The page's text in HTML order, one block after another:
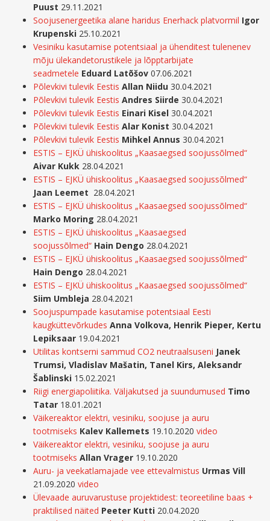
Puust 29.11.2021
Soojusenergeetika alane haridus Enerhack platvormil Igor
Krupenski 25.10.2021
Vesiniku kasutamise potentsiaal ja ühenditest tulenenev
mõju ülekandetorustikele ja lõpptarbijate
seadmetele Eduard Latõšov 07.06.2021
Põlevkivi tulevik Eestis Allan Niidu 30.04.2021
Põlevkivi tulevik Eestis Andres Siirde 30.04.2021
Põlevkivi tulevik Eestis Einari Kisel 30.04.2021
Põlevkivi tulevik Eestis Alar Konist 30.04.2021
Põlevkivi tulevik Eestis Mihkel Annus 30.04.2021
ESTIS – EJKÜ ühiskoolitus „Kaasaegsed soojussõlmed“
Aivar Kukk 28.04.2021
ESTIS – EJKÜ ühiskoolitus „Kaasaegsed soojussõlmed“
Jaan Leemet 28.04.2021
ESTIS – EJKÜ ühiskoolitus „Kaasaegsed soojussõlmed“
Marko Moring 28.04.2021
ESTIS – EJKÜ ühiskoolitus „Kaasaegsed
soojussõlmed“ Hain Dengo 28.04.2021
ESTIS – EJKÜ ühiskoolitus „Kaasaegsed soojussõlmed“
Hain Dengo 28.04.2021
ESTIS – EJKÜ ühiskoolitus „Kaasaegsed soojussõlmed“
Siim Umbleja 28.04.2021
Soojuspumpade kasutamise potentsiaal Eesti
kaugküttevõrkudes Anna Volkova, Henrik Pieper, Kertu
Lepiksaar 19.04.2021
Utilitas kontserni sammud CO2 neutraalsuseni Janek
Trumsi, Vladislav Mašatin, Tanel Kirs, Aleksandr
Šablinski 15.02.2021
Riigi energiapoliitika. Väljakutsed ja suundumused Timo
Tatar 18.01.2021
Väikereaktor elektri, vesiniku, soojuse ja auru
tootmiseks Kalev Kallemets 19.10.2020 video
Väikereaktor elektri, vesiniku, soojuse ja auru
tootmiseks Allan Vrager 19.10.2020
Auru- ja veekatlamajade vee ettevalmistus Urmas Vill
21.09.2020 video
Ülevaade auruvarustuse projektidest: teoreetiline baas +
praktilised näited Peeter Kutti 20.04.2020